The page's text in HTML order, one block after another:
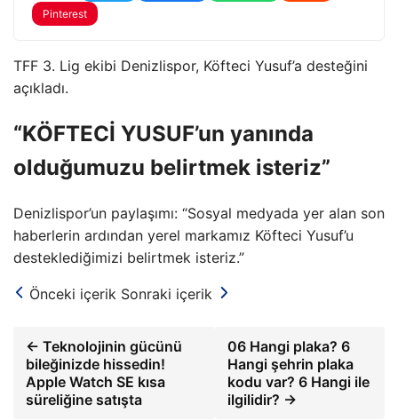
Pinterest
TFF 3. Lig ekibi Denizlispor, Köfteci Yusuf’a desteğini
açıkladı.
“KÖFTECİ YUSUF’un yanında
olduğumuzu belirtmek isteriz”
Denizlispor’un paylaşımı: “Sosyal medyada yer alan son
haberlerin ardından yerel markamız Köfteci Yusuf’u
desteklediğimizi belirtmek isteriz.”
Önceki içerik Sonraki içerik
← Teknolojinin gücünü
bileğinizde hissedin!
Apple Watch SE kısa
süreliğine satışta
06 Hangi plaka? 6
Hangi şehrin plaka
kodu var? 6 Hangi ile
ilgilidir? →